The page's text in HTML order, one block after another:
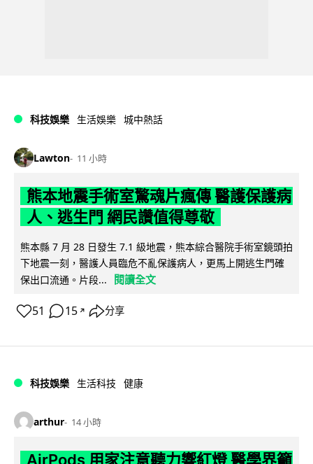
科技娛樂 生活娛樂 城中熱話
Lawton 11 小時
熊本地震手術室驚魂片瘋傳 醫護保護病
人、逃生門 網民讚值得尊敬
熊本縣 7 月 28 日發生 7.1 級地震，熊本綜合醫院手術室鏡頭拍
下地震一刻，醫護人員臨危不亂保護病人，更馬上開逃生門確
保出口流通。片段...
閱讀全文
51 15 ↗ 分享
科技娛樂 生活科技 健康
arthur 14 小時
AirPods 用家注意聽力響紅燈 醫學界籲